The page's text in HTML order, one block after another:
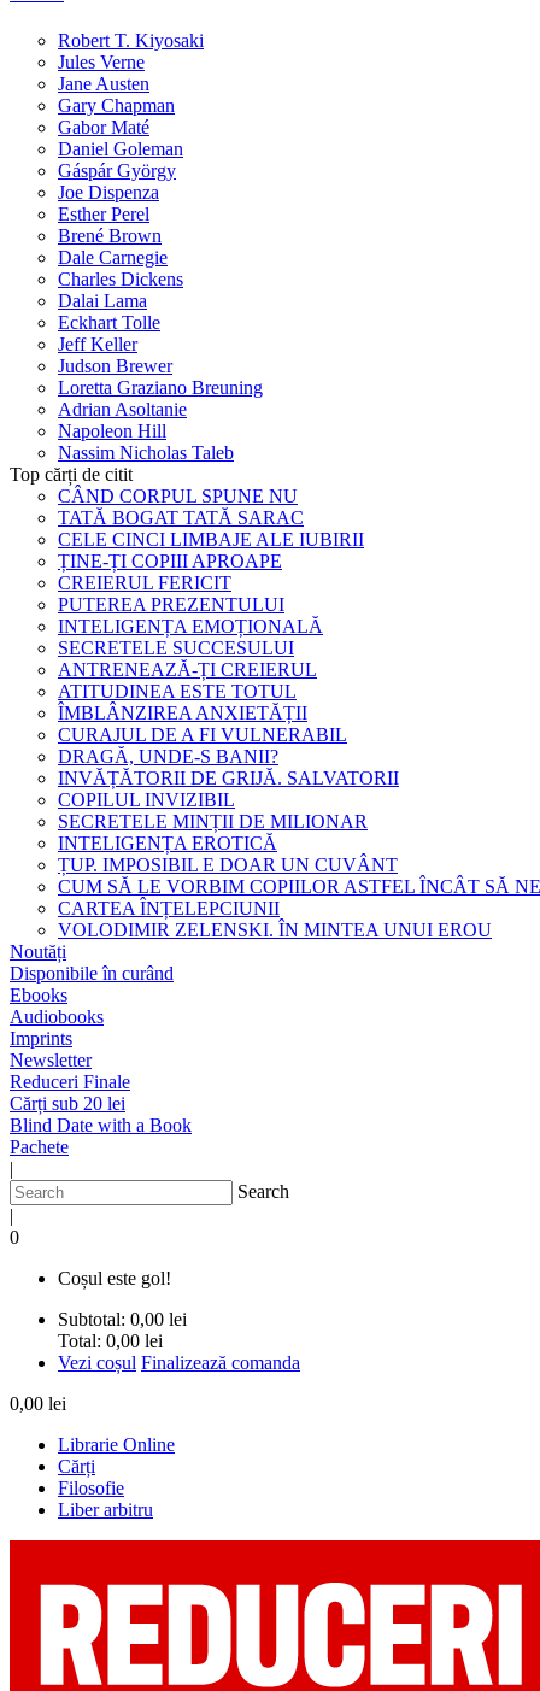
Robert T. Kiyosaki
Jules Verne
Jane Austen
Gary Chapman
Gabor Maté
Daniel Goleman
Gáspár György
Joe Dispenza
Esther Perel
Brené Brown
Dale Carnegie
Charles Dickens
Dalai Lama
Eckhart Tolle
Jeff Keller
Judson Brewer
Loretta Graziano Breuning
Adrian Asoltanie
Napoleon Hill
Nassim Nicholas Taleb
Top cărți de citit
CÂND CORPUL SPUNE NU
TATĂ BOGAT TATĂ SARAC
CELE CINCI LIMBAJE ALE IUBIRII
ȚINE-ȚI COPIII APROAPE
CREIERUL FERICIT
PUTEREA PREZENTULUI
INTELIGENȚA EMOȚIONALĂ
SECRETELE SUCCESULUI
ANTRENEAZĂ-ȚI CREIERUL
ATITUDINEA ESTE TOTUL
ÎMBLÂNZIREA ANXIETĂȚII
CURAJUL DE A FI VULNERABIL
DRAGĂ, UNDE-S BANII?
INVĂȚĂTORII DE GRIJĂ. SALVATORII
COPILUL INVIZIBIL
SECRETELE MINȚII DE MILIONAR
INTELIGENȚA EROTICĂ
ȚUP. IMPOSIBIL E DOAR UN CUVÂNT
CUM SĂ LE VORBIM COPIILOR ASTFEL ÎNCÂT SĂ
CARTEA ÎNȚELEPCIUNII
VOLODIMIR ZELENSKI. ÎN MINTEA UNUI EROU
Noutăți
Disponibile în curând
Ebooks
Audiobooks
Imprints
Newsletter
Reduceri Finale
Cărți sub 20 lei
Blind Date with a Book
Pachete
|
Search
|
0
Coșul este gol!
Subtotal: 0,00 lei
Total: 0,00 lei
Vezi coșul Finalizează comanda
0,00 lei
Librarie Online
Cărți
Filosofie
Liber arbitru